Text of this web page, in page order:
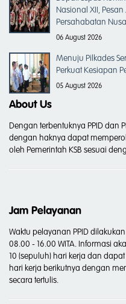
Nasional XII,
Persahabatan
06 August 2026
Menuju Pilkades
Perkuat Kesiapan
05 August 2026
About Us
Dengan terbentuknya PPID dan
dengan haknya dapat
oleh Pemerintah KSB sesuai
Jam Pelayanan
Waktu pelayanan PPID
08.00 - 16.00 WITA. Informasi
10 (sepuluh) hari kerja dan
hari kerja berikutnya dengan
secara tertulis.